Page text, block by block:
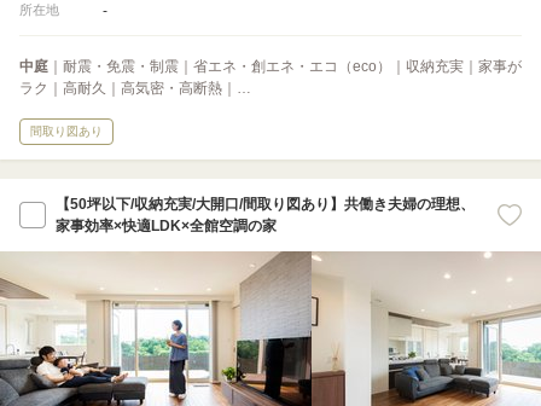
所在地 -
中庭 ｜耐震・免震・制震｜省エネ・創エネ・エコ（eco）｜収納充実｜家事が
ラク｜高耐久｜高気密・高断熱｜…
間取り図あり
【50坪以下/収納充実/大開口/間取り図あり】共働き夫婦の理想、
家事効率×快適LDK×全館空調の家